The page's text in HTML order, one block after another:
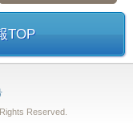
TOP
Reserved.